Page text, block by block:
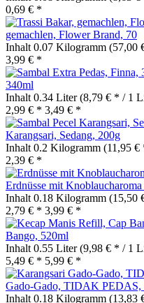
0,69 € *
gemachlen, Flower Brand, 70
Inhalt 0.07 Kilogramm (57,00
3,99 € *
340ml
Inhalt 0.34 Liter(8,79 € * / 1
2,99 € * 3,49 € *
Karangsari, Sedang, 200g
Inhalt 0.2 Kilogramm (11,95
2,39 € *
Erdnüsse mit
Inhalt 0.18 Kilogramm (15,50
2,79 € * 3,99 € *
Bango, 520ml
Inhalt 0.55 Liter(9,98 € * / 1
5,49 € * 5,99 € *
Gado-Gado, TIDAK PEDAS,
Inhalt 0.18 Kilogramm (13,83